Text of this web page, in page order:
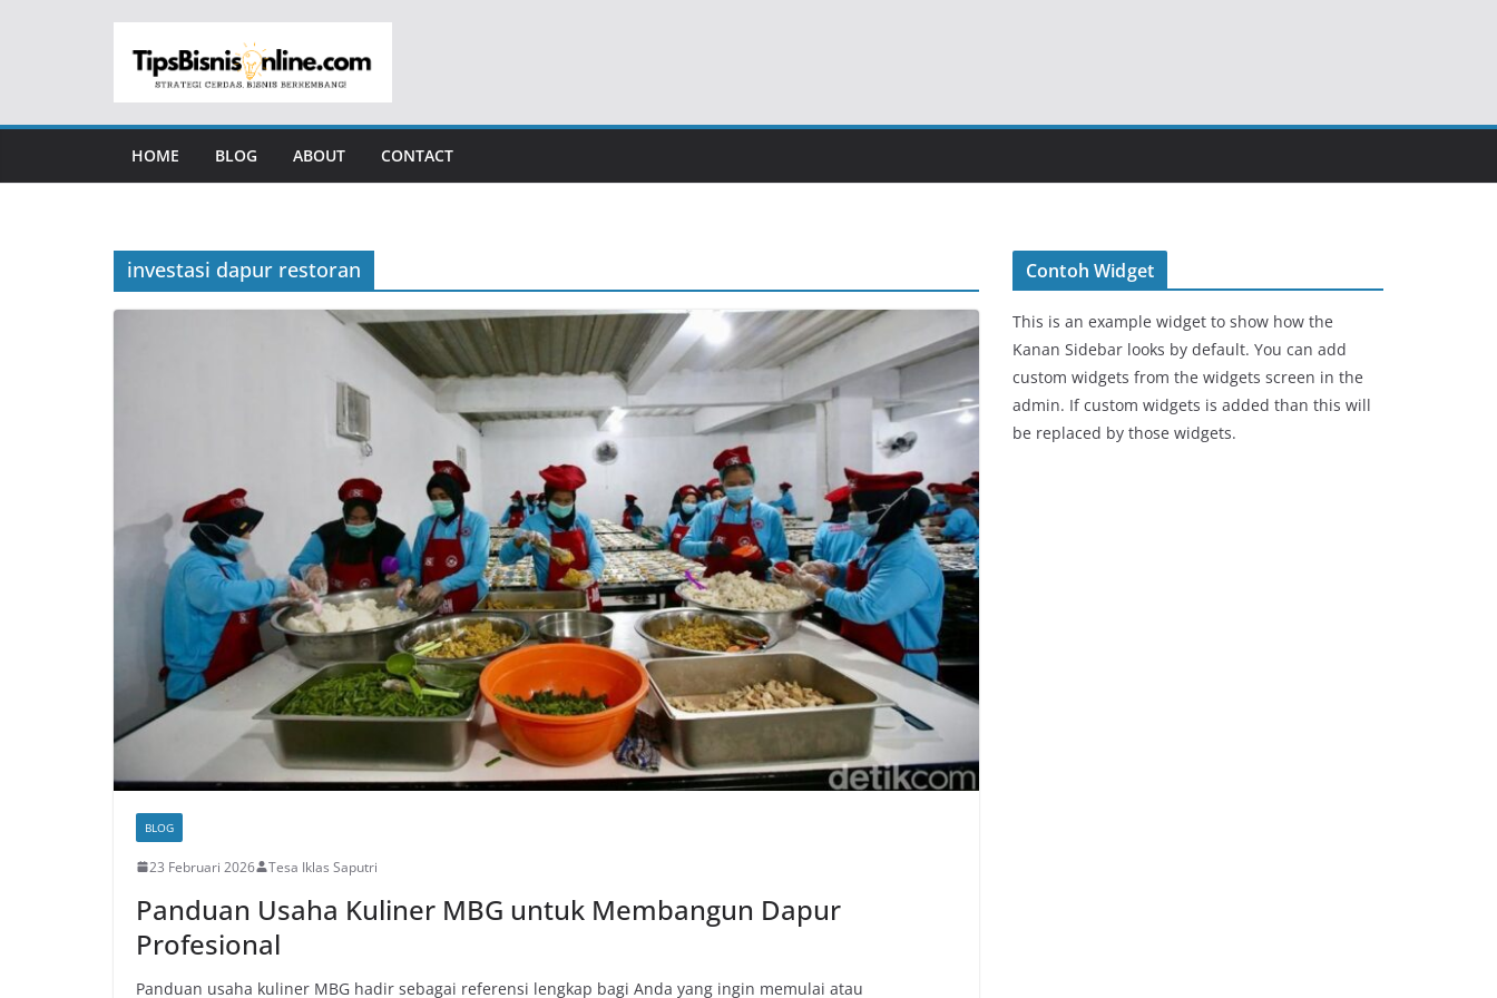
HOME BLOG ABOUT CONTACT
investasi dapur restoran
BLOG
23 Februari 2026 Tesa Iklas Saputri
Panduan Usaha Kuliner MBG untuk Membangun Dapur
Profesional
Panduan usaha kuliner MBG hadir sebagai referensi lengkap bagi Anda yang ingin memulai atau
Contoh Widget
This is an example widget to show how the
Kanan Sidebar looks by default. You can add
custom widgets from the widgets screen in the
admin. If custom widgets is added than this will
be replaced by those widgets.